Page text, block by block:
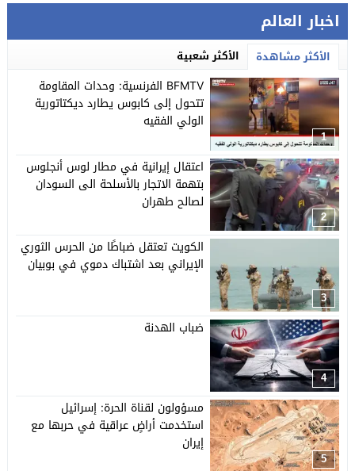
اخبار العالم
الأكثر مشاهدة الأكثر شعبية
1
BFMTV الفرنسية: وحدات المقاومة
تتحول إلى كابوس يطارد ديكتاتورية
الولي الفقيه
2
اعتقال إيرانية في مطار لوس أنجلوس
بتهمة الاتجار بالأسلحة الى السودان
لصالح طهران
3
الكويت تعتقل ضباطًا من الحرس الثوري
الإيراني بعد اشتباك دموي في بوبيان
4
ضباب الهدنة
5
مسؤولون لقناة الحرة: إسرائيل
استخدمت أراضٍ عراقية في حربها مع
إيران